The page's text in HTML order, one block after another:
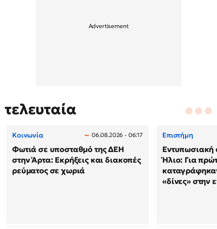
τελευταία
Κοινωνία 06.08.2026 - 06:17
Φωτιά σε υποσταθμό της ΔΕΗ
στην Άρτα: Εκρήξεις και διακοπές
ρεύματος σε χωριά
Επιστήμη
Ήλιο: Για
«δίνες» στην